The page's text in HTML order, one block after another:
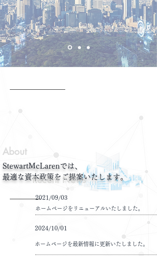
​About
StewartMcLarenでは、
最適な資本政策をご提案いたします。
Recent News
​2021/09/03
​ホームページをリニューアルいたしました。
​2024/10/01
​ホームページを最新情報に更新いたしました。